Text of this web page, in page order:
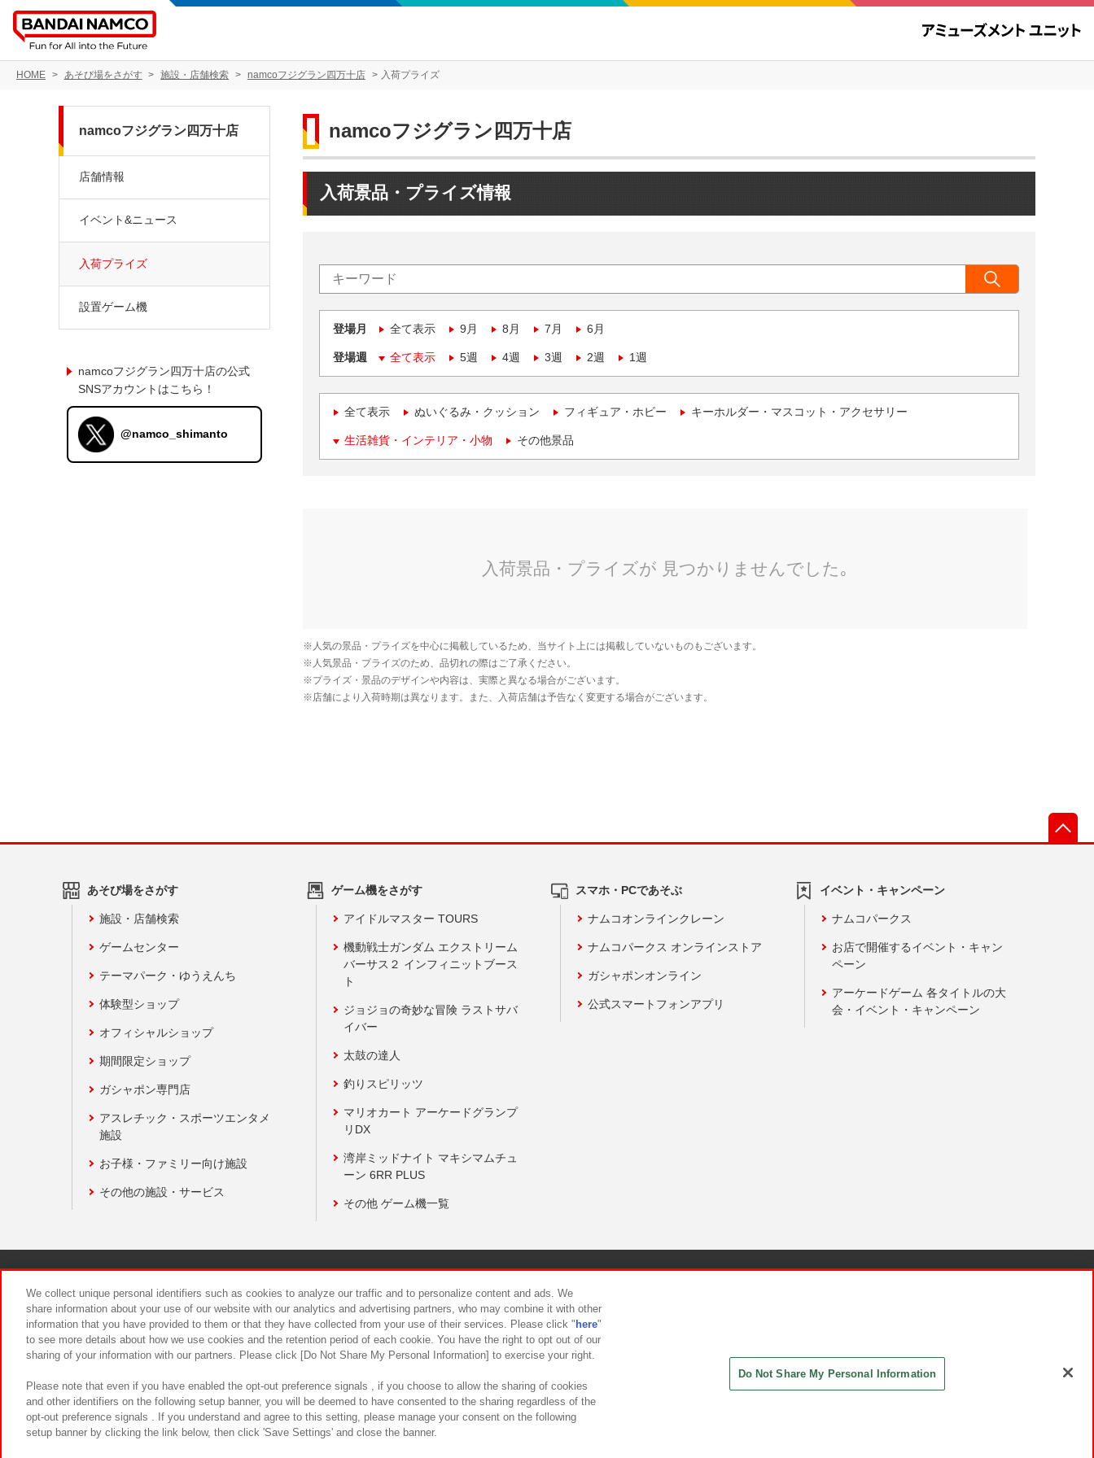
HOME あそび場をさがす 施設・店舗検索 namcoフジグラン四万十店 入荷プライズ
namcoフジグラン四万十店
入荷景品・プライズ情報
登場月 全て表示 9月 8月 7月 6月
登場週 全て表示 5週 4週 3週 2週 1週
全て表示 ぬいぐるみ・クッション フィギュア・ホビー キーホルダー・マスコット・アクセサリー
生活雑貨・インテリア・小物 その他景品
namcoフジグラン四万十店
店舗情報
イベント&ニュース
入荷プライズ
設置ゲーム機
namcoフジグラン四万十店の公式
SNSアカウントはこちら！
@namco_shimanto
あそび場をさがす
施設・店舗検索
ゲームセンター
テーマパーク・ゆうえんち
体験型ショップ
オフィシャルショップ
期間限定ショップ
ガシャポン専門店
アスレチック・スポーツエンタメ
施設
お子様・ファミリー向け施設
その他の施設・サービス
ゲーム機をさがす
アイドルマスター TOURS
機動戦士ガンダム エクストリーム
バーサス２ インフィニットブース
ト
ジョジョの奇妙な冒険 ラストサバ
イバー
太鼓の達人
釣りスピリッツ
マリオカート アーケードグランプ
リDX
湾岸ミッドナイト マキシマムチュ
ーン 6RR PLUS
その他 ゲーム機一覧
スマホ・PCであそぶ
ナムコオンラインクレーン
ナムコパークス オンラインストア
ガシャポンオンライン
公式スマートフォンアプリ
イベント・キャンペーン
ナムコパークス
お店で開催するイベント・キャン
ペーン
アーケードゲーム 各タイトルの大
会・イベント・キャンペーン
食品のご提供について カスタマーハラスメント対応方針
We collect unique personal identifiers such as cookies to analyze our traffic and to personalize content and ads. We
share information about your use of our website with our analytics and advertising partners, who may combine it with other
information that you have provided to them or that they have collected from your use of their services. Please click " here"
to see more details about how we use cookies and the retention period of each cookie. You have the right to opt out of our
sharing of your information with our partners. Please click [Do Not Share My Personal Information] to exercise your right.
Please note that even if you have enabled the opt-out preference signals , if you choose to allow the sharing of cookies
and other identifiers on the following setup banner, you will be deemed to have consented to the sharing regardless of the
opt-out preference signals . If you understand and agree to this setting, please manage your consent on the following
setup banner by clicking the link below, then click 'Save Settings' and close the banner.
Do Not Share My Personal Information